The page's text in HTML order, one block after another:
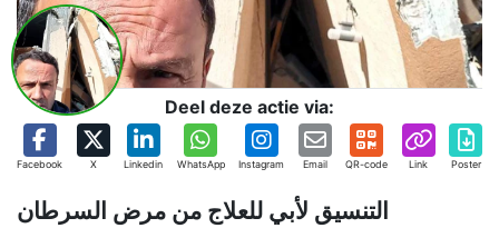
Deel deze actie via:
Facebook X Linkedin WhatsApp Instagram Email QR-code Link Poster
التنسيق لأبي للعلاج من مرض السرطان